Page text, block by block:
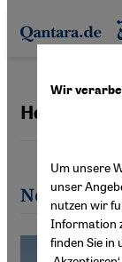
Direkt zum Inhalt
Hoshang
Neueste
Wir
Um unsere
unser
nutzen wir
Information
finden Sie in